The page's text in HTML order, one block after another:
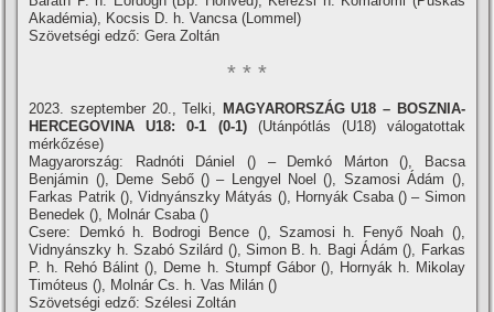
Akadémia), Kocsis D. h. Vancsa (Lommel)
Szövetségi edző: Gera Zoltán
* * *
2023. szeptember 20., Telki, MAGYARORSZÁG U18 – BOSZNIA-
HERCEGOVINA U18: 0-1 (0-1)(Utánpótlás (U18) válogatottak
mérkőzése)
Magyarország: Radnóti Dániel () – Demkó Márton (), Bacsa
Benjámin (), Deme Sebő () – Lengyel Noel (), Szamosi Ádám (),
Farkas Patrik (), Vidnyánszky Mátyás (), Hornyák Csaba () – Simon
Benedek (), Molnár Csaba ()
Csere: Demkó h. Bodrogi Bence (), Szamosi h. Fenyő Noah (),
Vidnyánszky h. Szabó Szilárd (), Simon B. h. Bagi Ádám (), Farkas
P. h. Rehó Bálint (), Deme h. Stumpf Gábor (), Hornyák h. Mikolay
Timóteus (), Molnár Cs. h. Vas Milán ()
Szövetségi edző: Szélesi Zoltán